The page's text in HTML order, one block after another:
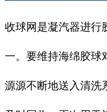
收球网是凝汽器进行
一。要维持海绵胶球
源源不断地送入清洗